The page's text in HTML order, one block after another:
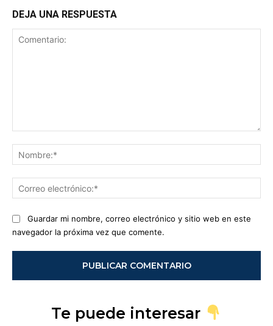
DEJA UNA RESPUESTA
Guardar mi nombre, correo electrónico y sitio web en este
navegador la próxima vez que comente.
Te puede interesar